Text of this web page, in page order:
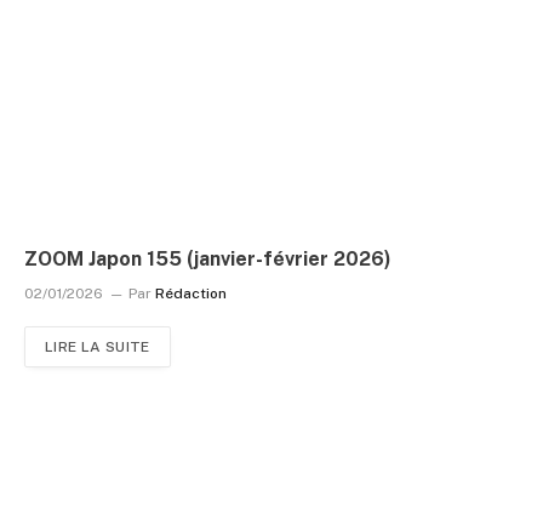
ZOOM Japon 155 (janvier-février 2026)
02/01/2026 Par Rédaction
LIRE LA SUITE